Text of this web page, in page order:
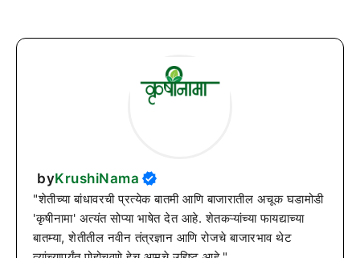
byKrushiNama
"शेतीच्या बांधावरची प्रत्येक बातमी आणि बाजारातील अचूक घडामोडी
'कृषीनामा' अत्यंत सोप्या भाषेत देत आहे. शेतकऱ्यांच्या फायद्याच्या
बातम्या, शेतीतील नवीन तंत्रज्ञान आणि रोजचे बाजारभाव थेट